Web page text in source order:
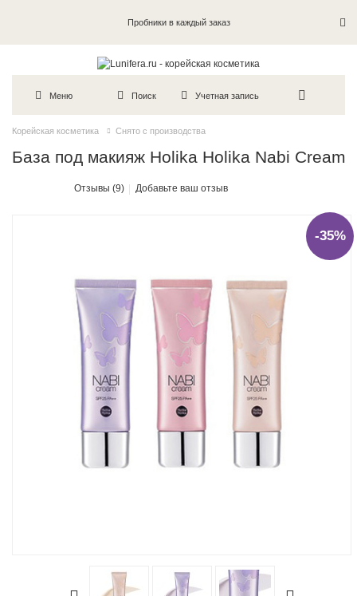
Пробники в каждый заказ
Меню Поиск Учетная запись
Корейская косметика Снято с производства
База под макияж Holika Holika Nabi Cream
Отзывы (9) Добавьте ваш отзыв
-35%